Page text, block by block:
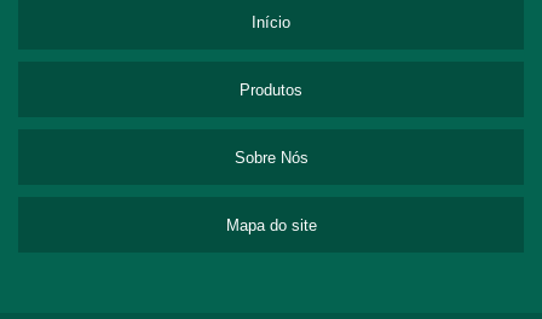
Início
Produtos
Sobre Nós
Mapa do site